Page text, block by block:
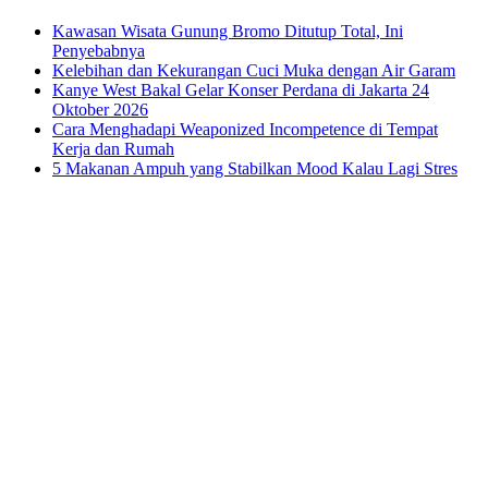
Kawasan Wisata Gunung Bromo Ditutup Total, Ini
Penyebabnya
Kelebihan dan Kekurangan Cuci Muka dengan Air Garam
Kanye West Bakal Gelar Konser Perdana di Jakarta 24
Oktober 2026
Cara Menghadapi Weaponized Incompetence di Tempat
Kerja dan Rumah
5 Makanan Ampuh yang Stabilkan Mood Kalau Lagi Stres